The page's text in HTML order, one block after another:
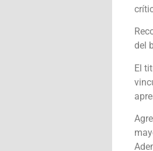
del
El